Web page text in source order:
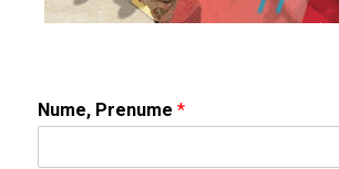
Nume, Prenume *